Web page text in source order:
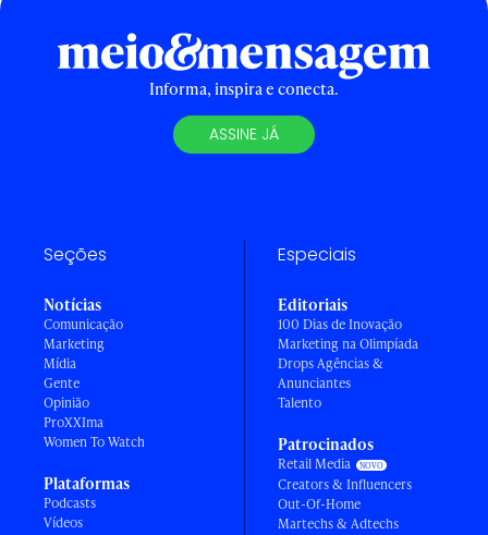
Informa, inspira e conecta.
ASSINE JÁ
Seções
Notícias
Comunicação
Marketing
Mídia
Gente
Opinião
ProXXIma
Women To Watch
Plataformas
Podcasts
Vídeos
Especiais
Editoriais
100 Dias de Inovação
Marketing na Olimpíada
Drops Agências &
Anunciantes
Talento
Patrocinados
Retail Media
Creators & Influencers
Out-Of-Home
Martechs & Adtechs